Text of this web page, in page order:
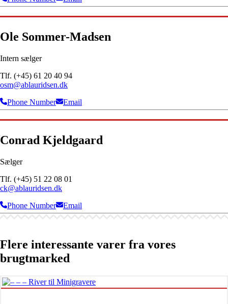
Ole Sommer-Madsen
Intern sælger
Tlf. (+45) 61 20 40 94
osm@ablauridsen.dk
Phone Number
Email
Conrad Kjeldgaard
Sælger
Tlf. (+45) 51 22 08 01
ck@ablauridsen.dk
Phone Number
Email
Flere interessante varer fra vores
brugtmarked